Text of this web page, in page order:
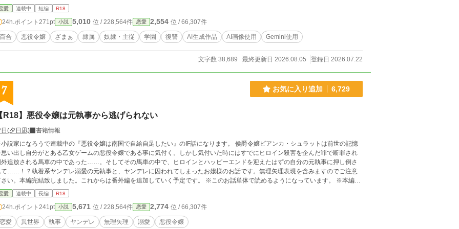
愛 連載中 短編 R18
24h.ポイント 271pt 小説 5,010 位 / 228,564件 恋愛 2,554 位 / 66,307件
百合 悪役令嬢 ざまぁ 隷属 奴隷・主従 学園 復讐 AI生成作品 AI画像使用 Gemini使用
文字数 38,689 最終更新日 2026.08.05 登録日 2026.07.22
7 お気に入り追加 6,729
R18】悪役令嬢は元執事から逃げられない
日(夕日凪)
書籍情報
説家になろうで連載中の『悪役令嬢は南国で自給自足したい』のIF話になります。 侯爵令嬢ビアンカ・シュラットは前世の記憶
思い出し自分がとある乙女ゲームの悪役令嬢である事に気付く。しかし気付いた時にはすでにヒロイン殺害を企んだ罪で断罪され
外追放される馬車の中であった……。そしてその馬車の中で、ヒロインとハッピーエンドを迎えたはずの自分の元執事に押し倒さ
て……！？執着系ヤンデレ溺愛の元執事と、ヤンデレに囚われてしまったお嬢様のお話です。無理矢理表現を含みますのでご注意
い。本編完結致しました。これからは番外編を追加していく予定です。 ※このお話単体で読めるようになっています。 ※本編は
いちゃらぶですが、こちらはヤンデレ無理矢理（最終的には溺愛）ものになります。
愛 連載中 長編 R18
24h.ポイント 241pt 小説 5,671 位 / 228,564件 恋愛 2,774 位 / 66,307件
恋愛 異世界 執事 ヤンデレ 無理矢理 溺愛 悪役令嬢